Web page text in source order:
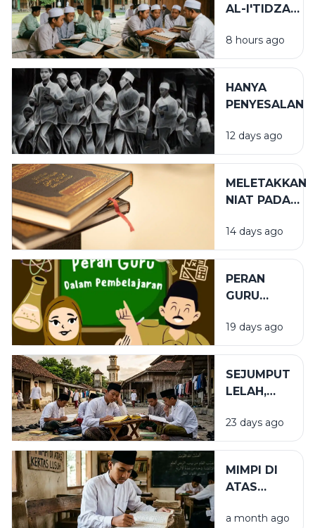
AL-I'TIDZAR
AFWU
DALAM
SPIRITUAL
8 hours ago
HANYA
PENYESALAN
12 days ago
MELETAKKAN
NIAT PADA
YANG TEPAT
14 days ago
PERAN
GURU
PENDIDIKAN
19 days ago
SEJUMPUT
LELAH,
BARAKAH
23 days ago
MIMPI DI
ATAS
LUSUH
a month ago